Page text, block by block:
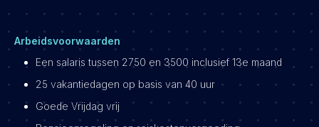
Arbeidsvoorwaarden
Een salaris tussen 2750 en 3500 inclusief 13e maand
25 vakantiedagen op basis van 40 uur
Goede Vrijdag vrij